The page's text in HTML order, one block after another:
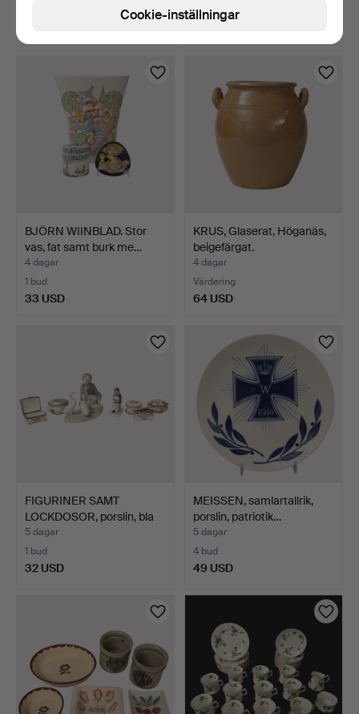
Värdering
BJÖRN WIINBLAD. Stor
vas, fat samt burk me…
4 dagar
1 bud
33 USD
KRUS, Glaserat, Höganäs,
beigefärgat.
4 dagar
Värdering
64 USD
FIGURINER SAMT
LOCKDOSOR, porslin, bla
Spa…
5 dagar
1 bud
32 USD
MEISSEN, samlartallrik,
porslin, patriotik…
5 dagar
4 bud
49 USD
Cookie-inställningar